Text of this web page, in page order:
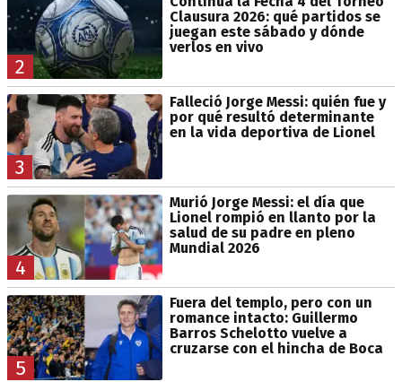
2
Clausura 2026: qué partidos se
juegan este sábado y dónde
verlos en vivo
3
Falleció Jorge Messi: quién fue y
por qué resultó determinante
en la vida deportiva de Lionel
4
Murió Jorge Messi: el día que
Lionel rompió en llanto por la
salud de su padre en pleno
Mundial 2026
5
Fuera del templo, pero con un
romance intacto: Guillermo
Barros Schelotto vuelve a
cruzarse con el hincha de Boca